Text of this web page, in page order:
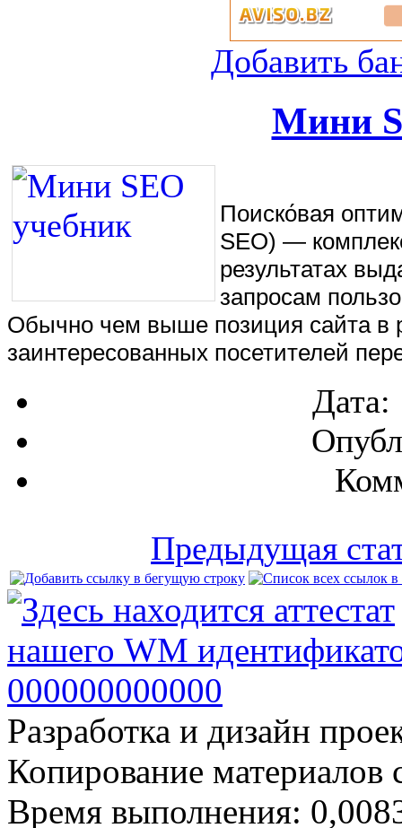
Добавить
Мини
Поиско́вая
SEO) —
результатах
запросам
Обычно чем выше позиция сайта в
заинтересованных посетителей
Дата:
Предыдущая
Разработка и дизайн
Копирование материалов
Время выполнения: